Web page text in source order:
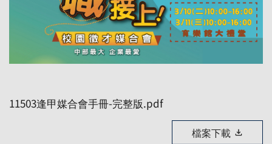
11503逢甲媒合會手冊-完整版.pdf
檔案下載